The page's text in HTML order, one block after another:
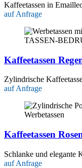
Kaffeetassen in
auf Anfrage
Kaffeetassen
Zylindrische
auf Anfrage
Kaffeetassen
Schlanke und elegante
auf Anfrage